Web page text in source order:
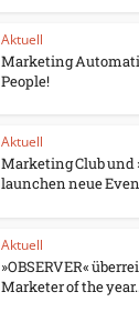
Aktuell
Marketing
People!
Aktuell
Marketing Club und
launchen neue
Aktuell
»OBSERVER«
Marketer of the